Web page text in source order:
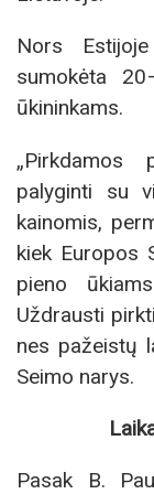
Nors
sumokėta
ūkininkams.
„Pirkdamos
palyginti su
kainomis,
kiek Europos
pieno
Uždrausti
nes pažeistų
Seimo narys.
Pasak B.